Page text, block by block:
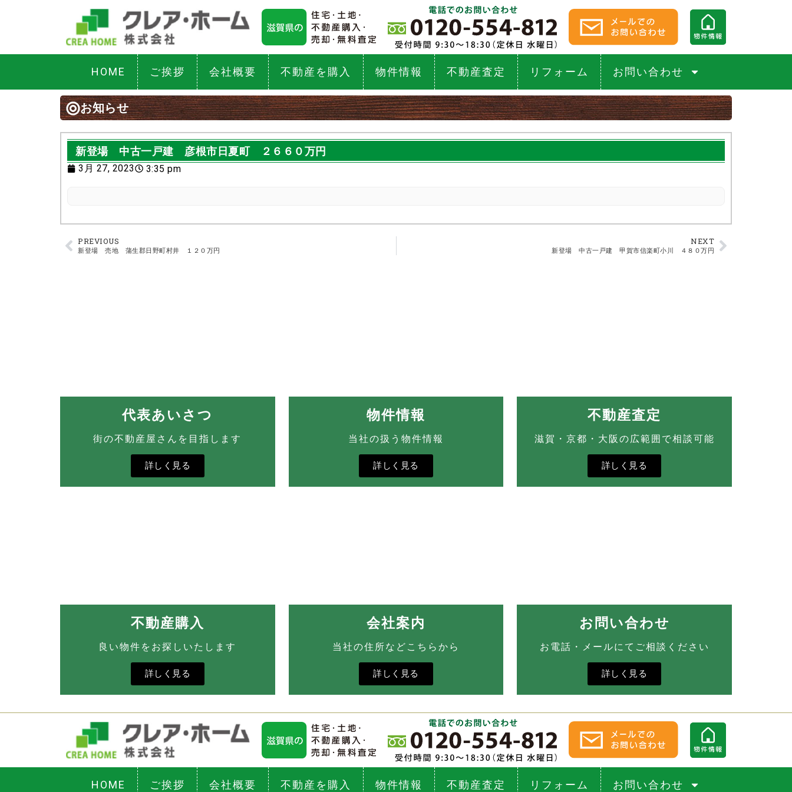
HOME ご挨拶 会社概要 不動産を購入 物件情報 不動産査定 リフォーム お問い合わせ
お知らせ
新登場 中古一戸建 彦根市日夏町 ２６６０万円
3月 27, 2023 3:35 pm
PREVIOUS
新登場 売地 蒲生郡日野町村井 １２０万円
NEXT
新登場 中古一戸建 甲賀市信楽町小川 ４８０万円
代表あいさつ
街の不動産屋さんを目指します
詳しく見る
物件情報
当社の扱う物件情報
詳しく見る
不動産査定
滋賀・京都・大阪の広範囲で相談可能
詳しく見る
不動産購入
良い物件をお探しいたします
詳しく見る
会社案内
当社の住所などこちらから
詳しく見る
お問い合わせ
お電話・メールにてご相談ください
詳しく見る
HOME ご挨拶 会社概要 不動産を購入 物件情報 不動産査定 リフォーム お問い合わせ